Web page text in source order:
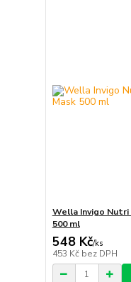
Wella Invigo Nutri
500 ml
548 Kč/ks
453 Kč bez DPH